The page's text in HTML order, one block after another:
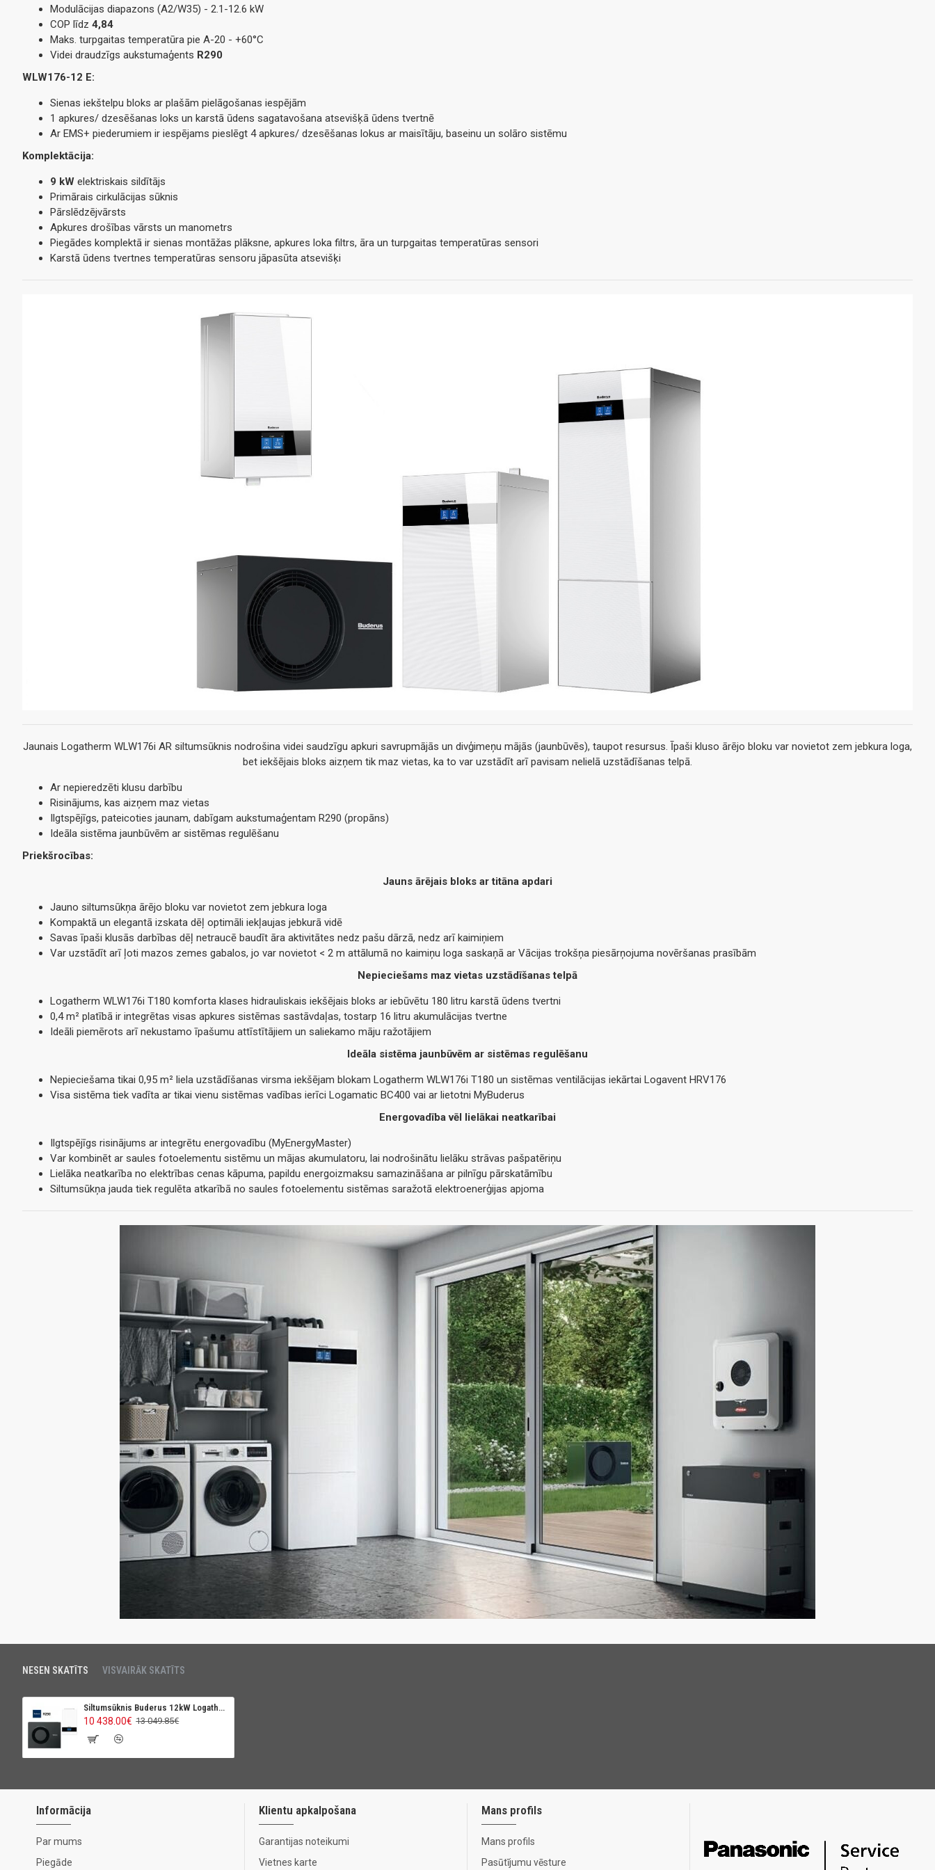
Modulācijas diapazons (A2/W35) - 2.1-12.6 kW
COP līdz 4,84
Maks. turpgaitas temperatūra pie A-20 - +60°C
Videi draudzīgs aukstumaģents R290
WLW176-12 E:
Sienas iekštelpu bloks ar plašām pielāgošanas iespējām
1 apkures/ dzesēšanas loks un karstā ūdens sagatavošana atsevišķā ūdens tvertnē
Ar EMS+ piederumiem ir iespējams pieslēgt 4 apkures/ dzesēšanas lokus ar maisītāju, baseinu un solāro sistēmu
Komplektācija:
9 kW elektriskais sildītājs
Primārais cirkulācijas sūknis
Pārslēdzējvārsts
Apkures drošības vārsts un manometrs
Piegādes komplektā ir sienas montāžas plāksne, apkures loka filtrs, āra un turpgaitas temperatūras sensori
Karstā ūdens tvertnes temperatūras sensoru jāpasūta atsevišķi
Jaunais Logatherm WLW176i AR siltumsūknis nodrošina videi saudzīgu apkuri savrupmājās un divģimeņu mājās (jaunbūvēs), taupot resursus. Īpaši kluso ārējo bloku var novietot zem jebkura loga,
bet iekšējais bloks aizņem tik maz vietas, ka to var uzstādīt arī pavisam nelielā uzstādīšanas telpā.
Ar nepieredzēti klusu darbību
Risinājums, kas aizņem maz vietas
Ilgtspējīgs, pateicoties jaunam, dabīgam aukstumaģentam R290 (propāns)
Ideāla sistēma jaunbūvēm ar sistēmas regulēšanu
Priekšrocības:
Jauns ārējais bloks ar titāna apdari
Jauno siltumsūkņa ārējo bloku var novietot zem jebkura loga
Kompaktā un elegantā izskata dēļ optimāli iekļaujas jebkurā vidē
Savas īpaši klusās darbības dēļ netraucē baudīt āra aktivitātes nedz pašu dārzā, nedz arī kaimiņiem
Var uzstādīt arī ļoti mazos zemes gabalos, jo var novietot < 2 m attālumā no kaimiņu loga saskaņā ar Vācijas trokšņa piesārņojuma novēršanas prasībām
Nepieciešams maz vietas uzstādīšanas telpā
Logatherm WLW176i T180 komforta klases hidrauliskais iekšējais bloks ar iebūvētu 180 litru karstā ūdens tvertni
0,4 m² platībā ir integrētas visas apkures sistēmas sastāvdaļas, tostarp 16 litru akumulācijas tvertne
Ideāli piemērots arī nekustamo īpašumu attīstītājiem un saliekamo māju ražotājiem
Ideāla sistēma jaunbūvēm ar sistēmas regulēšanu
Nepieciešama tikai 0,95 m² liela uzstādīšanas virsma iekšējam blokam Logatherm WLW176i T180 un sistēmas ventilācijas iekārtai Logavent HRV176
Visa sistēma tiek vadīta ar tikai vienu sistēmas vadības ierīci Logamatic BC400 vai ar lietotni MyBuderus
Energovadība vēl lielākai neatkarībai
Ilgtspējīgs risinājums ar integrētu energovadību (MyEnergyMaster)
Var kombinēt ar saules fotoelementu sistēmu un mājas akumulatoru, lai nodrošinātu lielāku strāvas pašpatēriņu
Lielāka neatkarība no elektrības cenas kāpuma, papildu energoizmaksu samazināšana ar pilnīgu pārskatāmību
Siltumsūkņa jauda tiek regulēta atkarībā no saules fotoelementu sistēmas saražotā elektroenerģijas apjoma
NESEN SKATĪTS VISVAIRĀK SKATĪTS
Siltumsūknis Buderus 12kW Logatherm WLW176i
10 438.00€ 13 049.85€
Informācija
Par mums
Piegāde
Klientu apkalpošana
Garantijas noteikumi
Vietnes karte
Mans profils
Mans profils
Pasūtījumu vēsture